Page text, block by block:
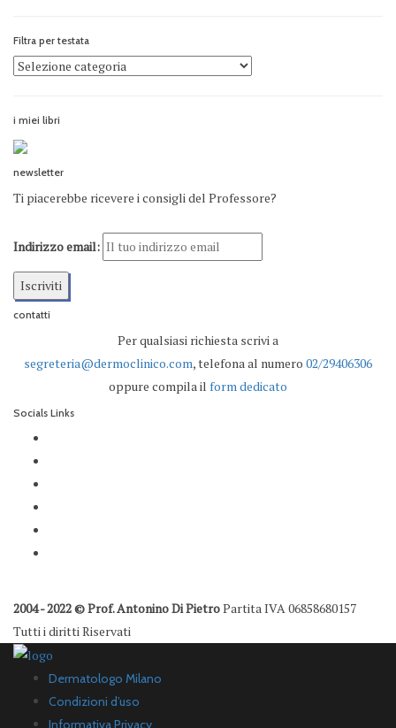
Filtra per testata
i miei libri
newsletter
Ti piacerebbe ricevere i consigli del Professore?
Indirizzo email:
contatti
Per qualsiasi richiesta scrivi a
segreteria@dermoclinico.com, telefona al numero 02/29406306
oppure compila il form dedicato
Socials Links
2004 - 2022 © Prof. Antonino Di PietroPartita IVA 06858680157
Tutti i diritti Riservati
Dermatologo Milano
Condizioni d’uso
Informativa Privacy